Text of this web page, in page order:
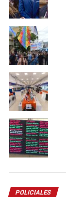
POLICIALES